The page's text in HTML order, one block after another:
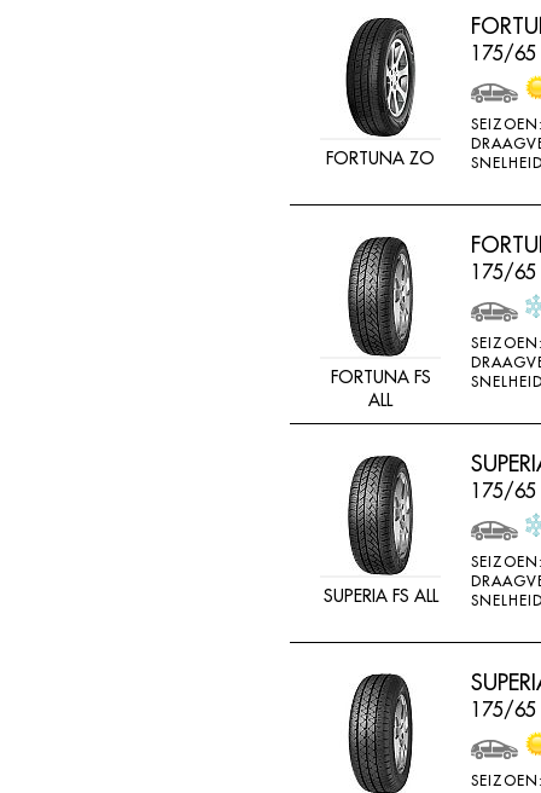
FORTUNA ZO
175/65
FORTUNA FS
ALL
175/65
SUPERIA FS ALL
175/65
175/65